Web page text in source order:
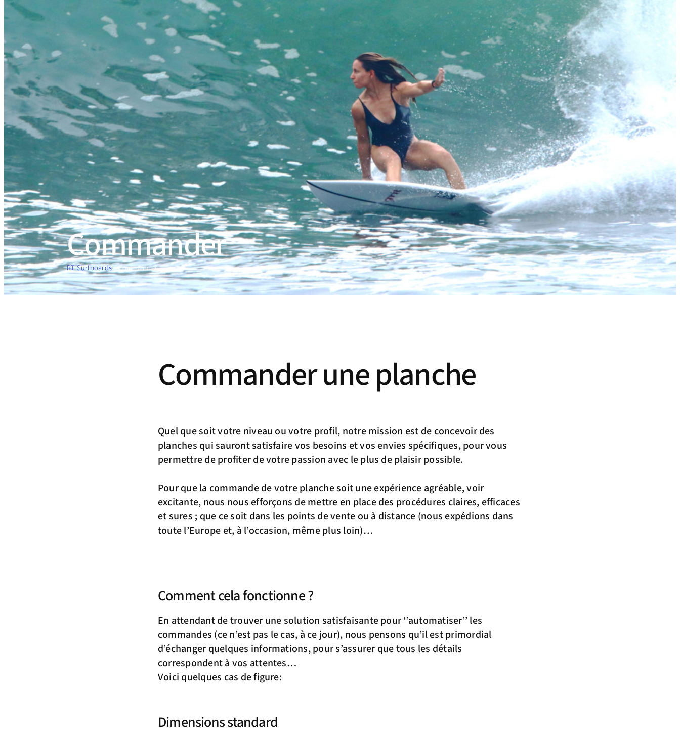
Commander
RT Surfboards»Commander
Commander une planche
Quel que soit votre niveau ou votre profil, notre mission est de concevoir des
planches qui sauront satisfaire vos besoins et vos envies spécifiques, pour vous
permettre de profiter de votre passion avec le plus de plaisir possible.
Pour que la commande de votre planche soit une expérience agréable, voir
excitante, nous nous efforçons de mettre en place des procédures claires, efficaces
et sures ; que ce soit dans les points de vente ou à distance (nous expédions dans
toute l’Europe et, à l’occasion, même plus loin)…
Comment cela fonctionne ?
En attendant de trouver une solution satisfaisante pour ‘’automatiser’’ les
commandes (ce n’est pas le cas, à ce jour), nous pensons qu’il est primordial
d’échanger quelques informations, pour s’assurer que tous les détails
correspondent à vos attentes…
Voici quelques cas de figure:
Dimensions standard